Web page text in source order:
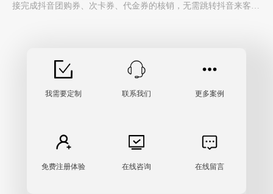
接完成抖音团购券、次卡券、代金券的核销，无需跳转抖音来客
我需要定制 联系我们 更多案例
免费注册体验 在线咨询 在线留言